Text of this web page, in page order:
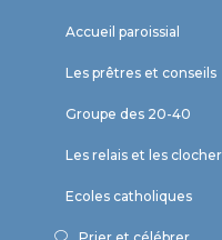
Accueil paroissial
Les prêtres et conseils
Groupe des 20-40
Les relais et les
Ecoles catholiques